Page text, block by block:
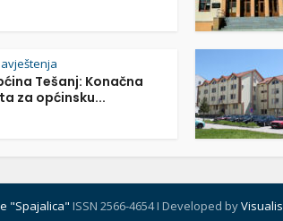
Tešanj: Konačna
za općinsku...
"Spajalica" ISSN 2566-4654 I Developed byVisualis